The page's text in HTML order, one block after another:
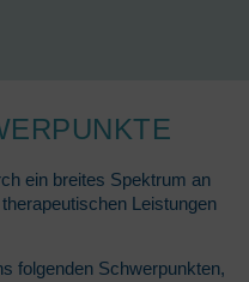
ein breites Spektrum an
Leistungen
folgenden Schwerpunkten,